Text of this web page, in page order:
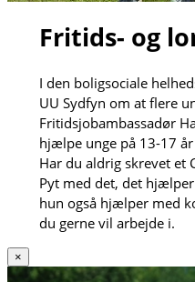
Fritids- og
I den boligsociale
UU Sydfyn om at flere
Fritidsjobambassadør
hjælpe unge på 13-17
Har du aldrig skrevet et
Pyt med det, det
hun også hjælper med
du gerne vil arbejde i.
×